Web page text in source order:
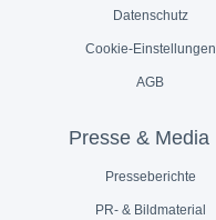
Datenschutz
Cookie-Einstellungen
AGB
Presse & Media
Presseberichte
PR- & Bildmaterial